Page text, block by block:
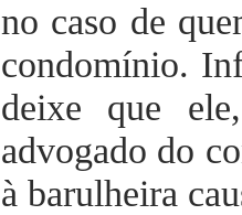
no caso de
condomínio.
deixe que
advogado do
à barulheira